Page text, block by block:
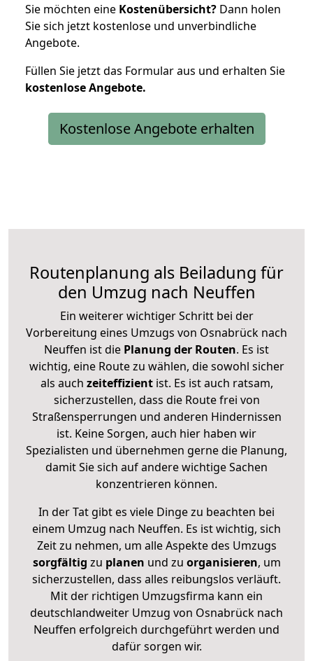
Sie möchten eine Kostenübersicht? Dann holen
Sie sich jetzt kostenlose und unverbindliche
Angebote.
Füllen Sie jetzt das Formular aus und erhalten Sie
kostenloseAngebote.
Kostenlose Angebote erhalten
Routenplanung als Beiladung für
den Umzug nach Neuffen
Ein weiterer wichtiger Schritt bei der
Vorbereitung eines Umzugs von Osnabrück nach
Neuffen ist die Planung der Routen. Es ist
wichtig, eine Route zu wählen, die sowohl sicher
als auch zeiteffizientist. Es ist auch ratsam,
sicherzustellen, dass die Route frei von
Straßensperrungen und anderen Hindernissen
ist. Keine Sorgen, auch hier haben wir
Spezialisten und übernehmen gerne die Planung,
damit Sie sich auf andere wichtige Sachen
konzentrieren können.
In der Tat gibt es viele Dinge zu beachten bei
einem Umzug nach Neuffen. Es ist wichtig, sich
Zeit zu nehmen, um alle Aspekte des Umzugs
sorgfältig zu planen und zu organisieren, um
sicherzustellen, dass alles reibungslos verläuft.
Mit der richtigen Umzugsfirma kann ein
deutschlandweiter Umzug von Osnabrück nach
Neuffen erfolgreich durchgeführt werden und
dafür sorgen wir.